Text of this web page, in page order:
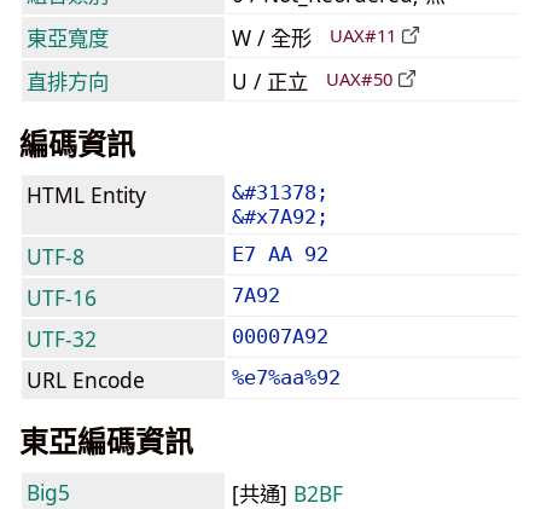
東亞寬度
W / 全形 UAX#11
直排方向 U / 正立 UAX#50
編碼資訊
HTML Entity
&#31378;
&#x7A92;
UTF-8 E7 AA 92
UTF-16 7A92
UTF-32 00007A92
URL Encode %e7%aa%92
東亞編碼資訊
Big5 [共通] B2BF